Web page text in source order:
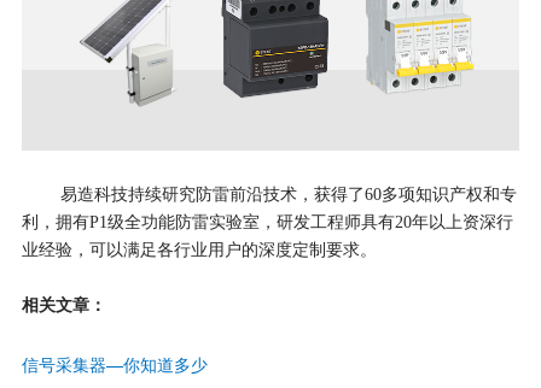
易造科技持续研究防雷前沿技术，获得了60多项知识产权和专
利，拥有P1级全功能防雷实验室，研发⼯程师具有20年以上资深⾏
业经验，可以满⾜各⾏业用户的深度定制要求。
相关文章：
信号采集器—你知道多少